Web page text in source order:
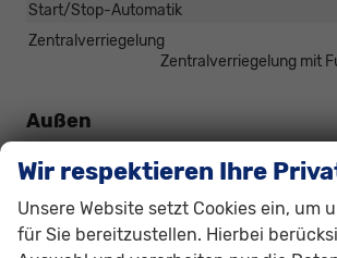
Start/Stop-Automatik
Zentralverriegelung
Zentralverriegelung mit
Außen
Außenspiegel elektrisch anklappbar,
Dachreling
Wir respektieren Ihre
Unsere Website setzt Cookies ein, um
für Sie bereitzustellen. Hierbei